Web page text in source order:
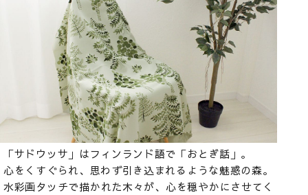
「サドウッサ」はフィンランド語で「おとぎ話」。
心をくすぐられ、思わず引き込まれるような魅惑の森。
水彩画タッチで描かれた木々が、心を穏やかにさせてく